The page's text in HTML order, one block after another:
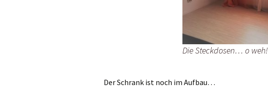
Die Steckdosen… o weh!
Der Schrank ist noch im Aufbau…